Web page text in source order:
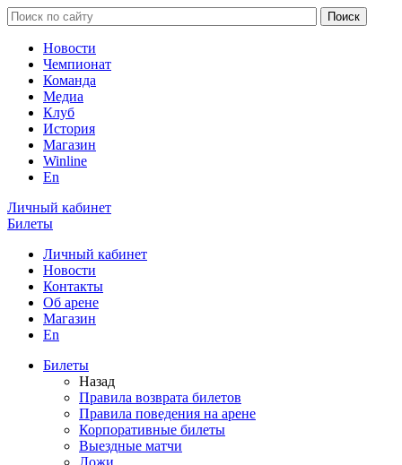
Новости
Чемпионат
Команда
Медиа
Клуб
История
Магазин
Winline
En
Личный кабинет
Билеты
Личный кабинет
Новости
Контакты
Об арене
Магазин
En
Билеты
Назад
Правила возврата билетов
Правила поведения на арене
Корпоративные билеты
Выездные матчи
Ложи